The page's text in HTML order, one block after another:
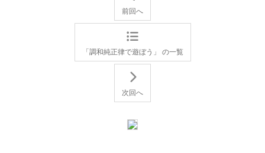
前回へ
「調和純正律で遊ぼう」 の一覧
次回へ